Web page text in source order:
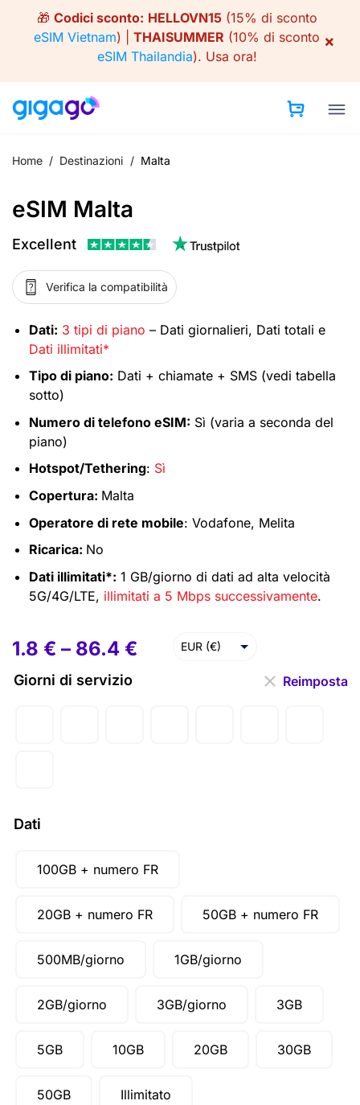
content
🎁 Codici sconto: HELLOVN15(15% di sconto
eSIM Vietnam) | THAISUMMER (10% di sconto
eSIM Thailandia). Usa ora!
×
Home / Destinazioni / Malta
eSIM Malta
Excellent
Verifica la compatibilità
Dati: 3 tipi di piano – Dati giornalieri, Dati totali e
Dati illimitati*
Tipo di piano: Dati + chiamate + SMS (vedi tabella
sotto)
Numero di telefono eSIM: Sì (varia a seconda del
piano)
Hotspot/Tethering: Sì
Copertura: Malta
Operatore di rete mobile: Vodafone, Melita
Ricarica: No
Dati illimitati*: 1 GB/giorno di dati ad alta velocità
5G/4G/LTE, illimitati a 5 Mbps successivamente.
1.8 € – 86.4 € EUR (€)
Giorni di servizio
Dati
100GB + numero FR
20GB + numero FR 50GB + numero FR
500MB/giorno 1GB/giorno
2GB/giorno 3GB/giorno 3GB
5GB 10GB 20GB 30GB
50GB Illimitato
Reimposta